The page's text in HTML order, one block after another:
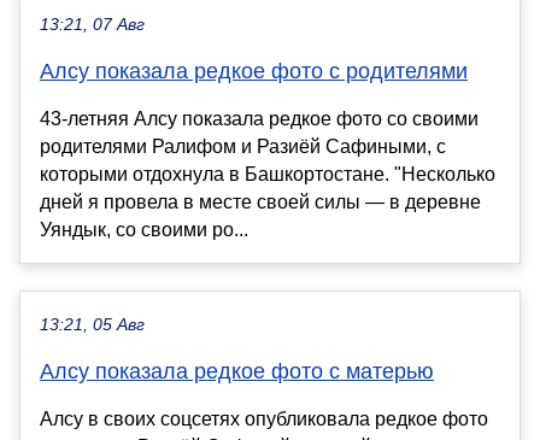
13:21, 07 Авг
Алсу показала редкое фото с родителями
43-летняя Алсу показала редкое фото со своими
родителями Ралифом и Разиёй Сафиными, с
которыми отдохнула в Башкортостане. "Несколько
дней я провела в месте своей силы — в деревне
Уяндык, со своими ро...
13:21, 05 Авг
Алсу показала редкое фото с матерью
Алсу в своих соцсетях опубликовала редкое фото